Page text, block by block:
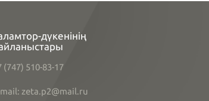
дүкенінің
(747) 510-83-17
mail: zeta.p2@mail.ru